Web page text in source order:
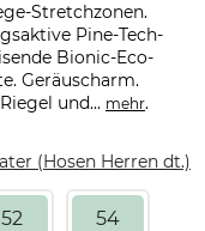
Stretchzonen.
Pine-Tech-
Bionic-Eco-
Geräuscharm.
und... mehr.
(Hosen Herren dt.)
52 54